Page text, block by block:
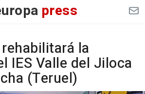
press
la
IES Valle del Jiloca
(Teruel)